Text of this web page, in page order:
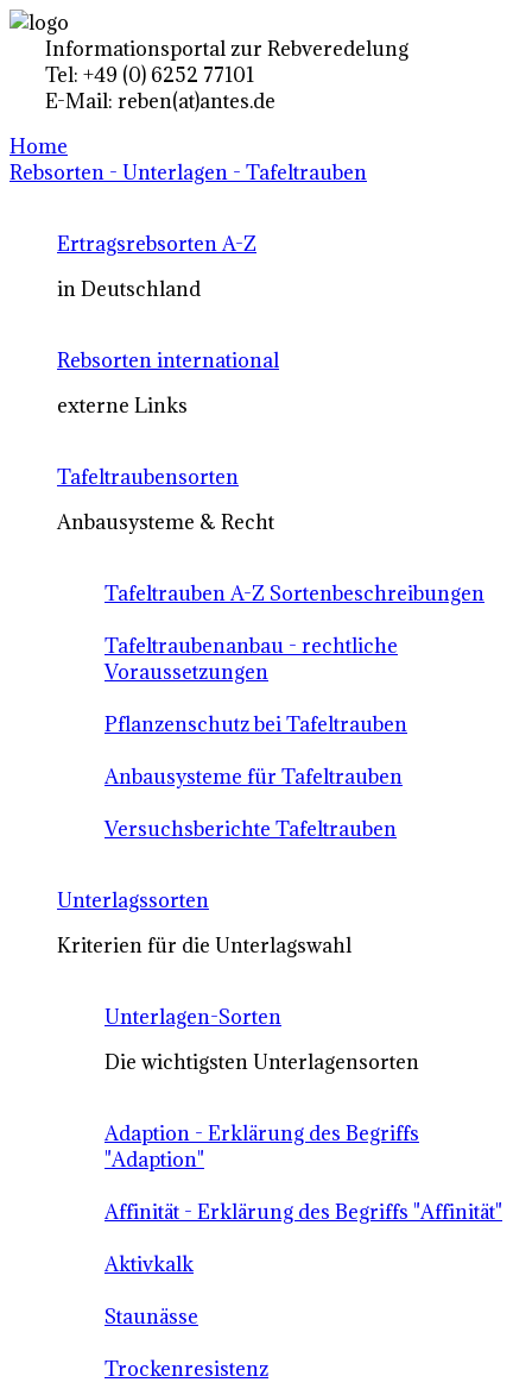
Informationsportal zur Rebveredelung
Tel: +49 (0) 6252 77101
E-Mail: reben(at)antes.de
Home
Rebsorten - Unterlagen - Tafeltrauben
Ertragsrebsorten A-Z
in Deutschland
Rebsorten international
externe Links
Tafeltraubensorten
Anbausysteme & Recht
Tafeltrauben A-Z Sortenbeschreibungen
Tafeltraubenanbau - rechtliche
Voraussetzungen
Pflanzenschutz bei Tafeltrauben
Anbausysteme für Tafeltrauben
Versuchsberichte Tafeltrauben
Unterlagssorten
Kriterien für die Unterlagswahl
Unterlagen-Sorten
Die wichtigsten Unterlagensorten
Adaption - Erklärung des Begriffs
"Adaption"
Affinität - Erklärung des Begriffs "Affinität"
Aktivkalk
Staunässe
Trockenresistenz